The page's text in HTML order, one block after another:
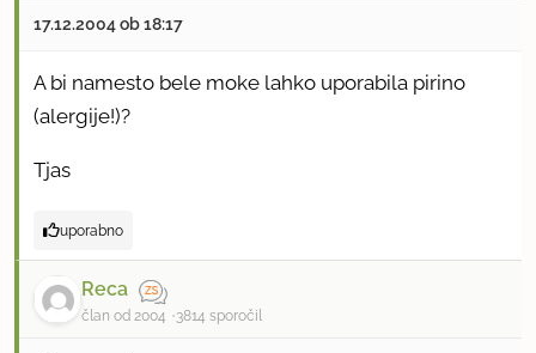
17.12.2004 ob 18:17
A bi namesto bele moke lahko uporabila pirino
(alergije!)?
Tjas
uporabno
Reca
član od 2004 3814 sporočil